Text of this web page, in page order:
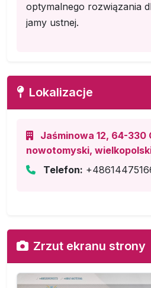
optymalnego rozwiązania
jamy ustnej.
Lokalizacje
Jaśminowa 12, 64-330
nowotomyski,
Telefon:
Zrzut ekranu strony